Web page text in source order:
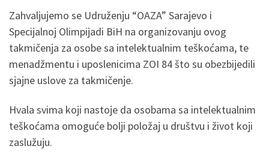
Zahvaljujemo se Udruženju “OAZA” Sarajevo i
Specijalnoj Olimpijadi BiH na organizovanju ovog
takmičenja za osobe sa intelektualnim teškoćama, te
menadžmentu i uposlenicima ZOI 84 što su obezbijedili
sjajne uslove za takmičenje.
Hvala svima koji nastoje da osobama sa intelektualnim
teškoćama omoguće bolji položaj u društvu i život koji
zaslužuju.